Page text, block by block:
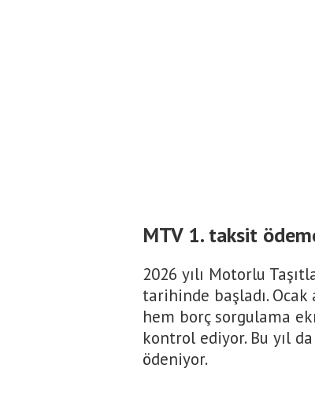
MTV 1. taksit
2026 yılı Motorlu
tarihinde başladı.
hem borç sorgulama
kontrol ediyor. Bu yıl
ödeniyor.